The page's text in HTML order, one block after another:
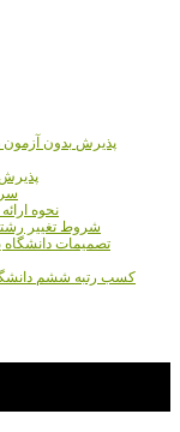
پذیرش بدون آزمون
پذیرش
سرمایه
نحوه
شروط تغییر
تصمیمات دانشگاه
کسب رتبه ششم دانشگاه